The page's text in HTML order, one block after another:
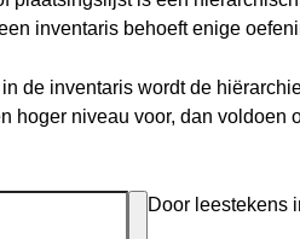
inventaris behoeft enige
de inventaris wordt de
hoger niveau voor, dan
Door leestekens